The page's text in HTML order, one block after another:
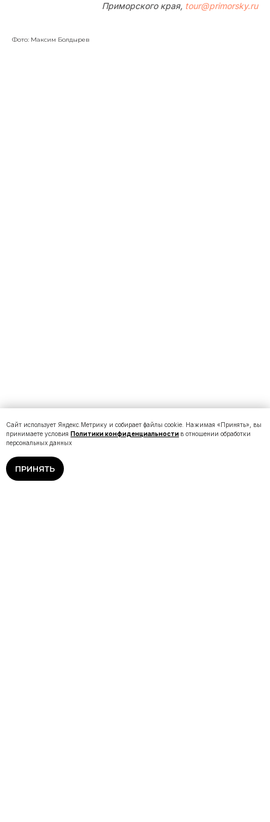
Приморского края, tour@primorsky.ru
Фото: Максим Болдырев
Сайт использует Яндекс.Метрику и собирает файлы cookie. Нажимая «Принять», вы
принимаете условия Политики конфиденциальности в отношении обработки
персональных данных
ПРИНЯТЬ